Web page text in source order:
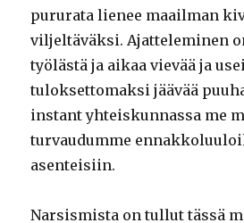
pururata lienee maailman
viljeltäväksi. Ajatteleminen
työlästä ja aikaa vievää ja
tuloksettomaksi jäävää
instant yhteiskunnassa me
turvaudumme
asenteisiin.
Narsismista on tullut tässä